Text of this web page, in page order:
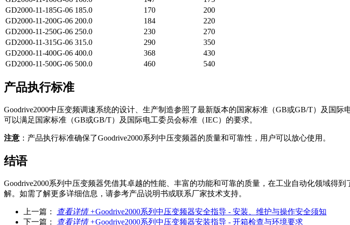
GD2000-11-185G-06 185.0 170
200
GD2000-11-200G-06 200.0 184
220
GD2000-11-250G-06 250.0 230
270
GD2000-11-315G-06 315.0 290
350
GD2000-11-400G-06 400.0 368
430
GD2000-11-500G-06 500.0 460 540
产品执行标准
Goodrive2000中压变频调速系统的设计、生产制造参照了最新版本的国家标准（GB或GB/T）及国
可以满足国家标准（GB或GB/T）及国际电工委员会标准（IEC）的要求。
注意 ：产品执行标准确保了Goodrive2000系列中压变频器的质量和可靠性，用户可以放心使用。
结语
Goodrive2000系列中压变频器凭借其卓越的性能、丰富的功能和可靠的质量，在工业自动化领域得
解。如需了解更多详细信息，请参考产品说明书或联系厂家技术支持。
上一篇： 查看详情 +Goodrive2000系列中压变频器安全指导 - 安装、维护与操作安全须知
下一篇：
查看详情 +Goodrive2000系列中压变频器安装指导 - 开箱检查与环境要求